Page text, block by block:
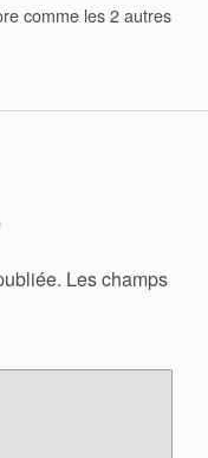
comme les 2 autres
Les champs